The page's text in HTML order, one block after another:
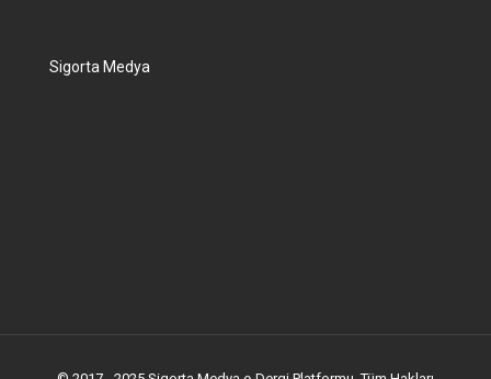
Sigorta Medya